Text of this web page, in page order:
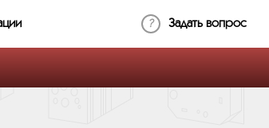
Задать вопрос